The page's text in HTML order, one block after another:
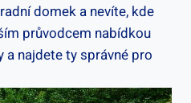
domek a nevíte, kde
průvodcem nabídkou
najdete ty správné pro